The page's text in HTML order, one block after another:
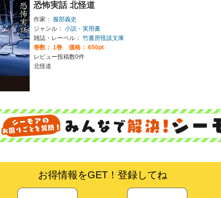
恐怖実話 北怪道
作家：
服部義史
ジャンル： 小説・実用書
雑誌・レーベル： 竹書房怪談文庫
巻数： 1巻
価格： 650pt
レビュー投稿数0件
北怪道
お得情報をGET！登録してね